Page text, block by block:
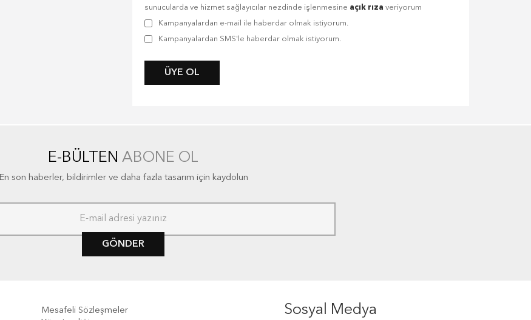
sunucularda ve hizmet sağlayıcılar nezdinde işlenmesine açık rıza veriyorum
Kampanyalardan e-mail ile haberdar olmak istiyorum.
Kampanyalardan SMS'le haberdar olmak istiyorum.
ÜYE OL
E-BÜLTEN ABONE OL
En son haberler, bildirimler ve daha fazla tasarım için kaydolun
GÖNDER
Mesafeli Sözleşmeler
Sosyal Medya